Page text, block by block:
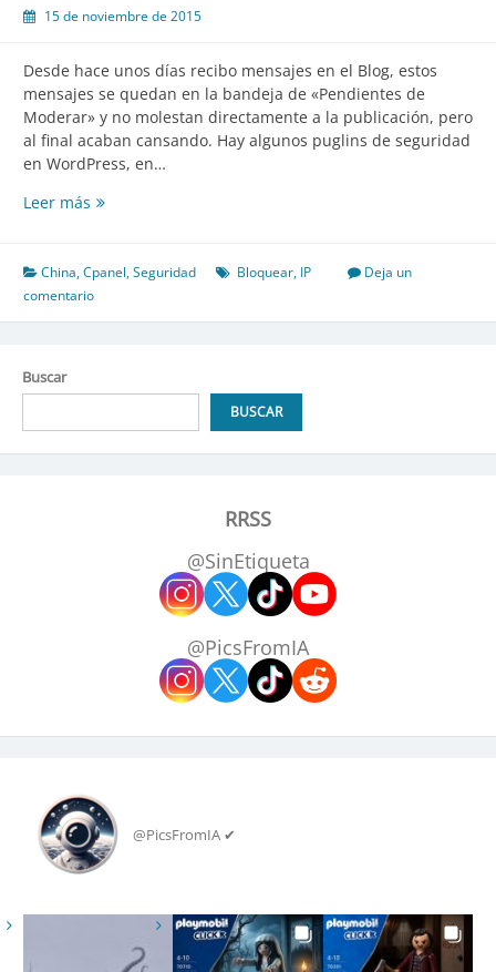
Funcionalidades
15 de noviembre de 2015
Desde hace unos días recibo mensajes en el Blog, estos
mensajes se quedan en la bandeja de «Pendientes de
Moderar» y no molestan directamente a la publicación, pero
al final acaban cansando. Hay algunos puglins de seguridad
en WordPress, en…
Leer más Ataques
Publicidad
a
tu
China,Cpanel,Seguridad Bloquear, IP
Deja un
comentario
Buscar
BUSCAR
RRSS
@SinEtiqueta
@PicsFromIA
@PicsFromIA ✔